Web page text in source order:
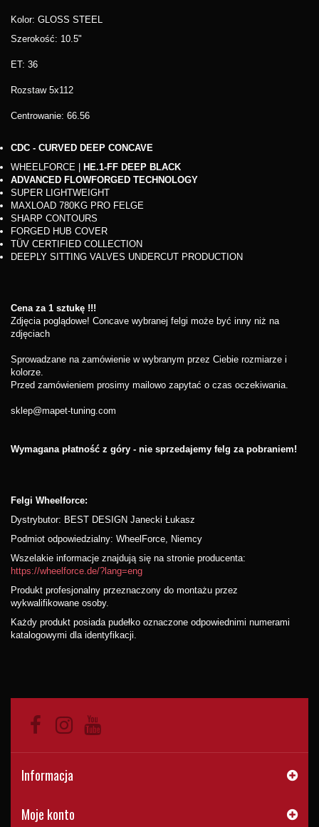
Kolor: GLOSS STEEL
Szerokość: 10.5"
ET: 36
Rozstaw 5x112
Centrowanie: 66.56
CDC - CURVED DEEP CONCAVE
WHEELFORCE |
HE.1-FF DEEP BLACK
ADVANCED FLOWFORGED TECHNOLOGY
SUPER LIGHTWEIGHT
MAXLOAD 780KG PRO FELGE
SHARP CONTOURS
FORGED HUB COVER
TÜV CERTIFIED COLLECTION
DEEPLY SITTING VALVES UNDERCUT PRODUCTION
Cena za 1 sztukę !!!
Zdjęcia poglądowe! Concave wybranej felgi może być inny niż na
zdjęciach
Sprowadzane na zamówienie w wybranym przez Ciebie rozmiarze i
kolorze.
Przed zamówieniem prosimy mailowo zapytać o czas oczekiwania.
sklep@mapet-tuning.com
Wymagana płatność z góry - nie sprzedajemy felg za pobraniem!
Felgi Wheelforce:
Dystrybutor: BEST DESIGN Janecki Łukasz
Podmiot odpowiedzialny: WheelForce, Niemcy
Wszelakie informacje znajdują się na stronie producenta:
https://wheelforce.de/?lang=eng
Produkt profesjonalny przeznaczony do montażu przez
wykwalifikowane osoby.
Każdy produkt posiada pudełko oznaczone odpowiednimi numerami
katalogowymi dla identyfikacji.
Informacja
Moje konto